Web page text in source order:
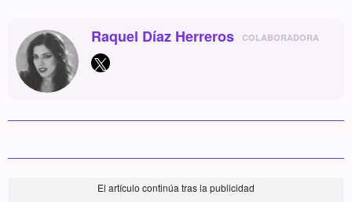
Raquel Díaz Herreros COLABORADORA